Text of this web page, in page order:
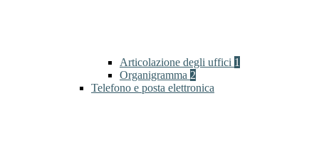
Articolazione degli uffici 1
Organigramma 2
Telefono e posta elettronica